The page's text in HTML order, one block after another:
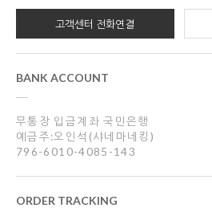
고객센터 전화연결
BANK ACCOUNT
무통장 입금계좌 국민은행
예금주:오인석(샤네마네킹)
796-6010-4085-143
ORDER TRACKING